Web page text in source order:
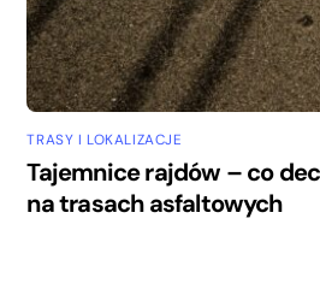
TRASY I LOKALIZACJE
Tajemnice rajdów – co
na trasach asfaltowych